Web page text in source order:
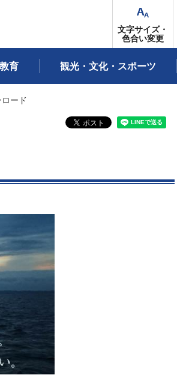
文字サイズ・
色合い変更
育 観光・文化・スポーツ
ード